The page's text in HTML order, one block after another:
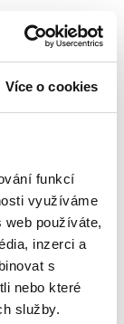
Více o cookies
funkcí
využíváme
web používáte,
inzerci a
s
nebo které
služby.